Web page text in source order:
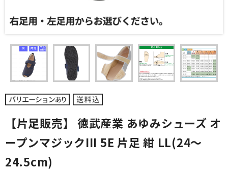
【片足販売】 徳武産業 あゆみシューズ オ
ープンマジックIII 5E 片足 紺 LL(24～
24.5cm)